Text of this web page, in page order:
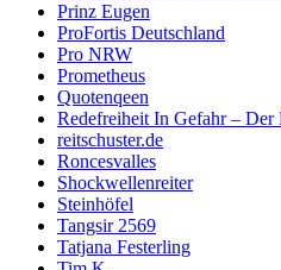
Prinz Eugen
ProFortis Deutschland
Pro NRW
Prometheus
Quotenqeen
Redefreiheit In Gefahr –
reitschuster.de
Roncesvalles
Shockwellenreiter
Steinhöfel
Tangsir 2569
Tatjana Festerling